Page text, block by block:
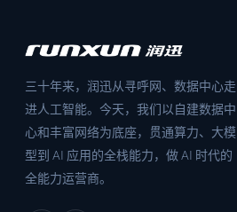
三十年来，润迅从寻呼网、数据中心走
进人工智能。今天，我们以自建数据中
心和丰富网络为底座，贯通算力、大模
型到 AI 应用的全栈能力，做 AI 时代的
全能力运营商。